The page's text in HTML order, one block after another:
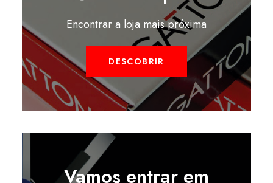
Encontrar a loja mais próxima
DESCOBRIR
Vamos entrar em